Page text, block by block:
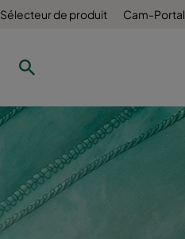
Sélecteur de produit Cam-Portal